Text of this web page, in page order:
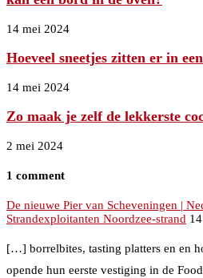
14 mei 2024
Hoeveel sneetjes zitten er in
14 mei 2024
Zo maak je zelf de lekkerste
2 mei 2024
1 comment
De nieuwe Pier van Scheveningen |
Strandexploitanten Noordzee-strand
[…] borrelbites, tasting platters en en
opende hun eerste vestiging in de